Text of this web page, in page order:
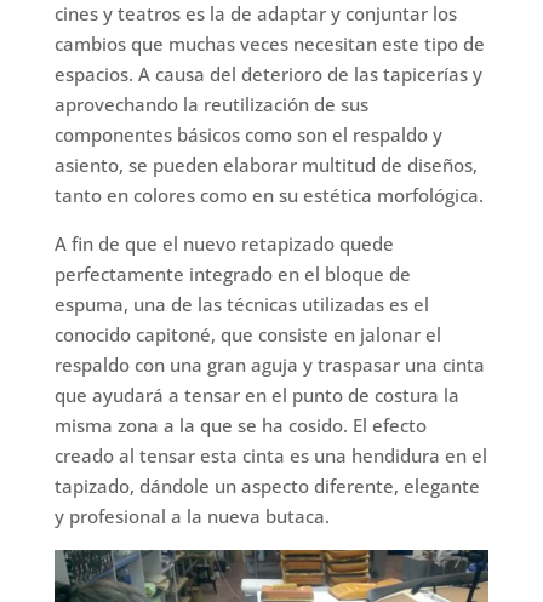
cines y teatros es la de adaptar y conjuntar los
cambios que muchas veces necesitan este tipo de
espacios. A causa del deterioro de las tapicerías y
aprovechando la reutilización de sus
componentes básicos como son el respaldo y
asiento, se pueden elaborar multitud de diseños,
tanto en colores como en su estética morfológica.
A fin de que el nuevo retapizado quede
perfectamente integrado en el bloque de
espuma, una de las técnicas utilizadas es el
conocido capitoné, que consiste en jalonar el
respaldo con una gran aguja y traspasar una cinta
que ayudará a tensar en el punto de costura la
misma zona a la que se ha cosido. El efecto
creado al tensar esta cinta es una hendidura en el
tapizado, dándole un aspecto diferente, elegante
y profesional a la nueva butaca.